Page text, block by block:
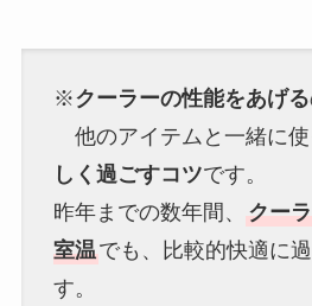
※クーラーの性能をあげる
他のアイテムと一緒に使
しく過ごすコツです。
昨年までの数年間、
クー
室温でも、比較的快適に
す。